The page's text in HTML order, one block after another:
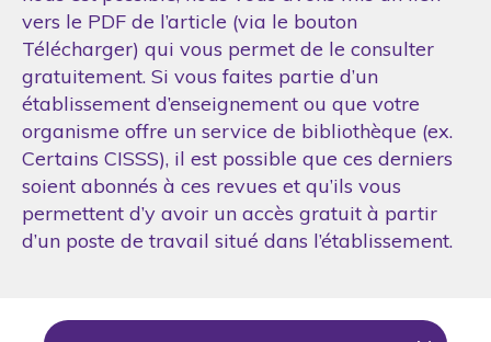
vers le PDF de l’article (via le bouton
Télécharger) qui vous permet de le consulter
gratuitement. Si vous faites partie d’un
établissement d’enseignement ou que votre
organisme offre un service de bibliothèque (ex.
Certains CISSS), il est possible que ces derniers
soient abonnés à ces revues et qu’ils vous
permettent d’y avoir un accès gratuit à partir
d’un poste de travail situé dans l’établissement.